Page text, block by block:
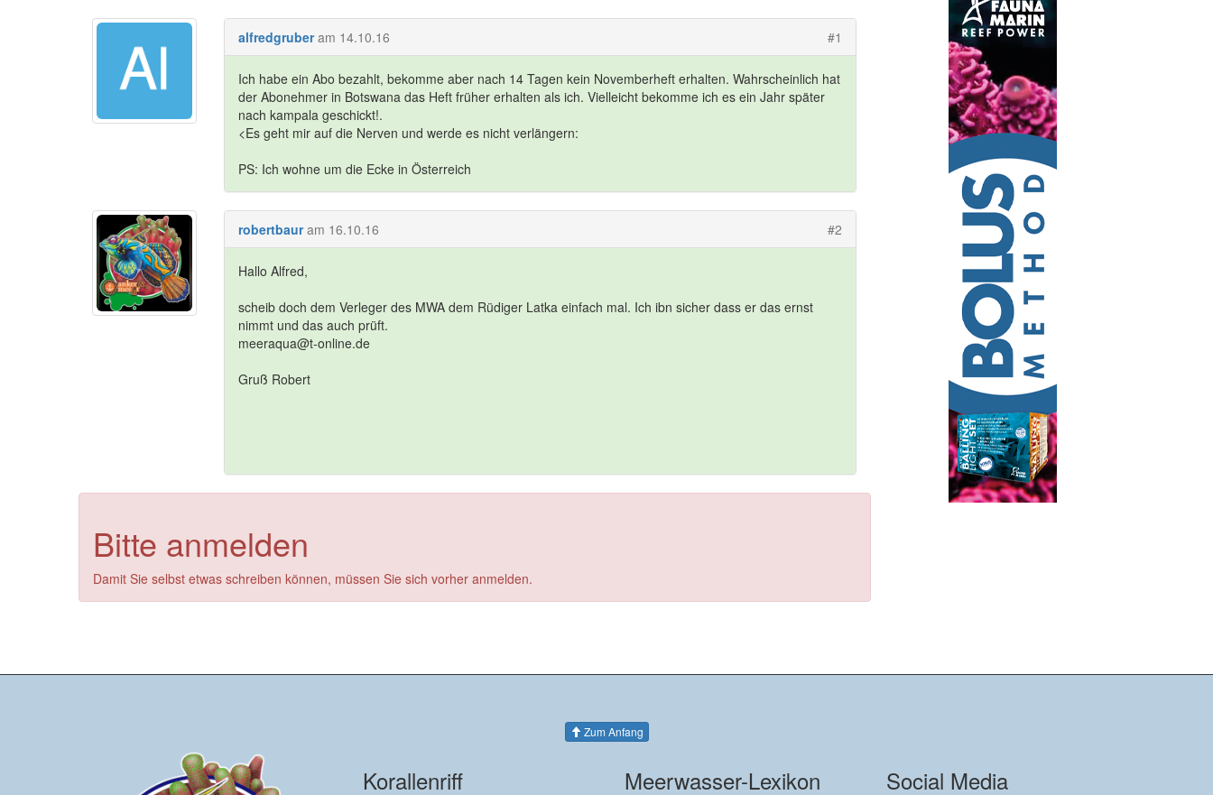
alfredgruber am 14.10.16 #1
Ich habe ein Abo bezahlt, bekomme aber nach 14 Tagen kein Novemberheft erhalten. Wahrscheinlich hat
der Abonehmer in Botswana das Heft früher erhalten als ich. Vielleicht bekomme ich es ein Jahr später
nach kampala geschickt!.
<Es geht mir auf die Nerven und werde es nicht verlängern:
PS: Ich wohne um die Ecke in Österreich
robertbaur am 16.10.16 #2
Hallo Alfred,
scheib doch dem Verleger des MWA dem Rüdiger Latka einfach mal. Ich ibn sicher dass er das ernst
nimmt und das auch prüft.
meeraqua@t-online.de
Gruß Robert
Bitte anmelden
Damit Sie selbst etwas schreiben können, müssen Sie sich vorher anmelden.
Zum Anfang
Korallenriff Meerwasser-Lexikon Social Media